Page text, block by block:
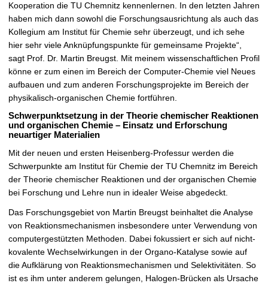
Kooperation die TU Chemnitz kennenlernen. In den letzten Jahren
haben mich dann sowohl die Forschungsausrichtung als auch das
Kollegium am Institut für Chemie sehr überzeugt, und ich sehe
hier sehr viele Anknüpfungspunkte für gemeinsame Projekte“,
sagt Prof. Dr. Martin Breugst. Mit meinem wissenschaftlichen Profil
könne er zum einen im Bereich der Computer-Chemie viel Neues
aufbauen und zum anderen Forschungsprojekte im Bereich der
physikalisch-organischen Chemie fortführen.
Schwerpunktsetzung in der Theorie chemischer Reaktionen
und organischen Chemie – Einsatz und Erforschung
neuartiger Materialien
Mit der neuen und ersten Heisenberg-Professur werden die
Schwerpunkte am Institut für Chemie der TU Chemnitz im Bereich
der Theorie chemischer Reaktionen und der organischen Chemie
bei Forschung und Lehre nun in idealer Weise abgedeckt.
Das Forschungsgebiet von Martin Breugst beinhaltet die Analyse
von Reaktionsmechanismen insbesondere unter Verwendung von
computergestützten Methoden. Dabei fokussiert er sich auf nicht-
kovalente Wechselwirkungen in der Organo-Katalyse sowie auf
die Aufklärung von Reaktionsmechanismen und Selektivitäten. So
ist es ihm unter anderem gelungen, Halogen-Brücken als Ursache